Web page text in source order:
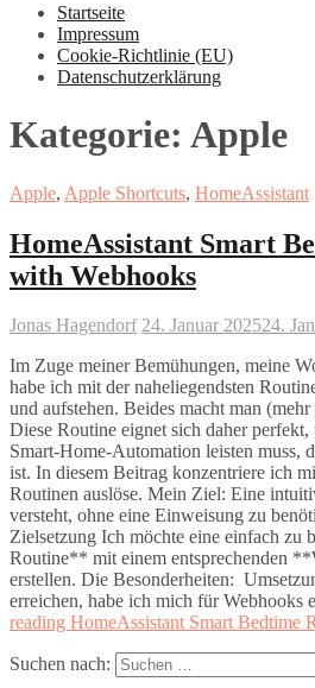
Startseite
Impressum
Cookie-Richtlinie (EU)
Datenschutzerklärung
Kategorie: Apple
Apple, Apple Shortcuts, HomeAssistant
HomeAssistant Smart
with Webhooks
Jonas Hagendorf 24. Januar 202524.
Im Zuge meiner Bemühungen, meine
habe ich mit der naheliegendsten
und aufstehen. Beides macht man
Diese Routine eignet sich daher
Smart-Home-Automation leisten muss,
ist. In diesem Beitrag konzentriere ich
Routinen auslöse. Mein Ziel: Eine
versteht, ohne eine Einweisung zu
Zielsetzung Ich möchte eine einfach zu
Routine** mit einem entsprechenden
erstellen. Die Besonderheiten:
erreichen, habe ich mich für Webhooks
reading HomeAssistant Smart Bedtime
Suchen nach: